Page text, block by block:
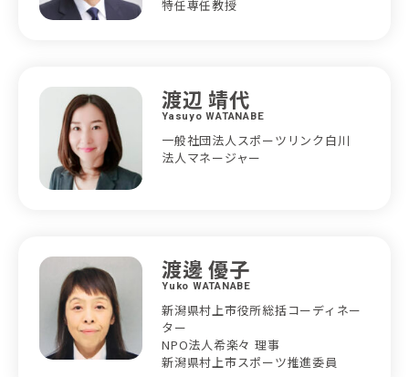
特任専任教授
渡辺 靖代
Yasuyo WATANABE
一般社団法人スポーツリンク白川
法人マネージャー
渡邊 優子
Yuko WATANABE
新潟県村上市役所総括コーディネー
ター
NPO法人希楽々 理事
新潟県村上市スポーツ推進委員